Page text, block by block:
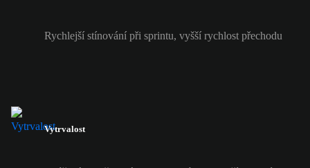
Rychlejší stínování při sprintu, vyšší rychlost přechodu
Vytrvalost